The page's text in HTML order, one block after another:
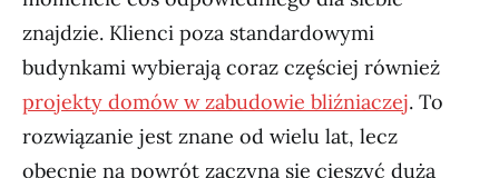
znajdzie. Klienci poza standardowymi
budynkami wybierają coraz częściej również
projekty domów w zabudowie bliźniaczej. To
rozwiązanie jest znane od wielu lat, lecz
obecnie na powrót zaczyna się cieszyć dużą